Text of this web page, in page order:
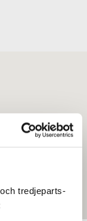
tredjeparts-